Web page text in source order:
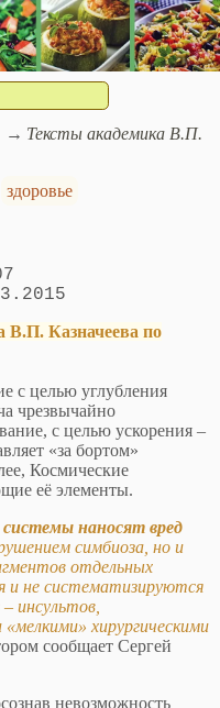
Тексты академика В.П.
здоровье
В.П. Казначеева по
с целью углубления
чрезвычайно
с целью ускорения –
«за бортом»
Космические
её элементы.
наносят вред
симбиоза, но и
отдельных
и не систематизируются
инсультов,
хирургическими
сообщает Сергей
невозможность